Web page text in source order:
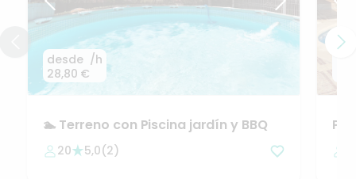
desde
28,80 €
/h
🏊 Terreno con Piscina jardín y BBQ
20 5,0(2)